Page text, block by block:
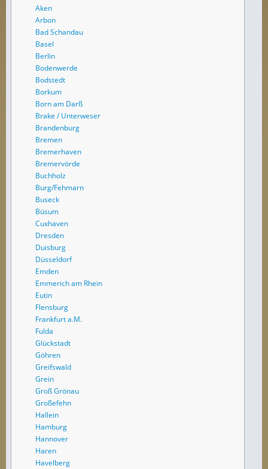
Aken
Arbon
Bad Schandau
Basel
Berlin
Bodenwerde
Bodstedt
Borkum
Born am Darß
Brake / Unterweser
Brandenburg
Bremen
Bremerhaven
Bremervörde
Buchholz
Burg/Fehmarn
Buseck
Büsum
Cuxhaven
Dresden
Duisburg
Düsseldorf
Emden
Emmerich am Rhein
Eutin
Flensburg
Frankfurt a.M.
Fulda
Glückstadt
Göhren
Greifswald
Grein
Groß Grönau
Großefehn
Hallein
Hamburg
Hannover
Haren
Havelberg